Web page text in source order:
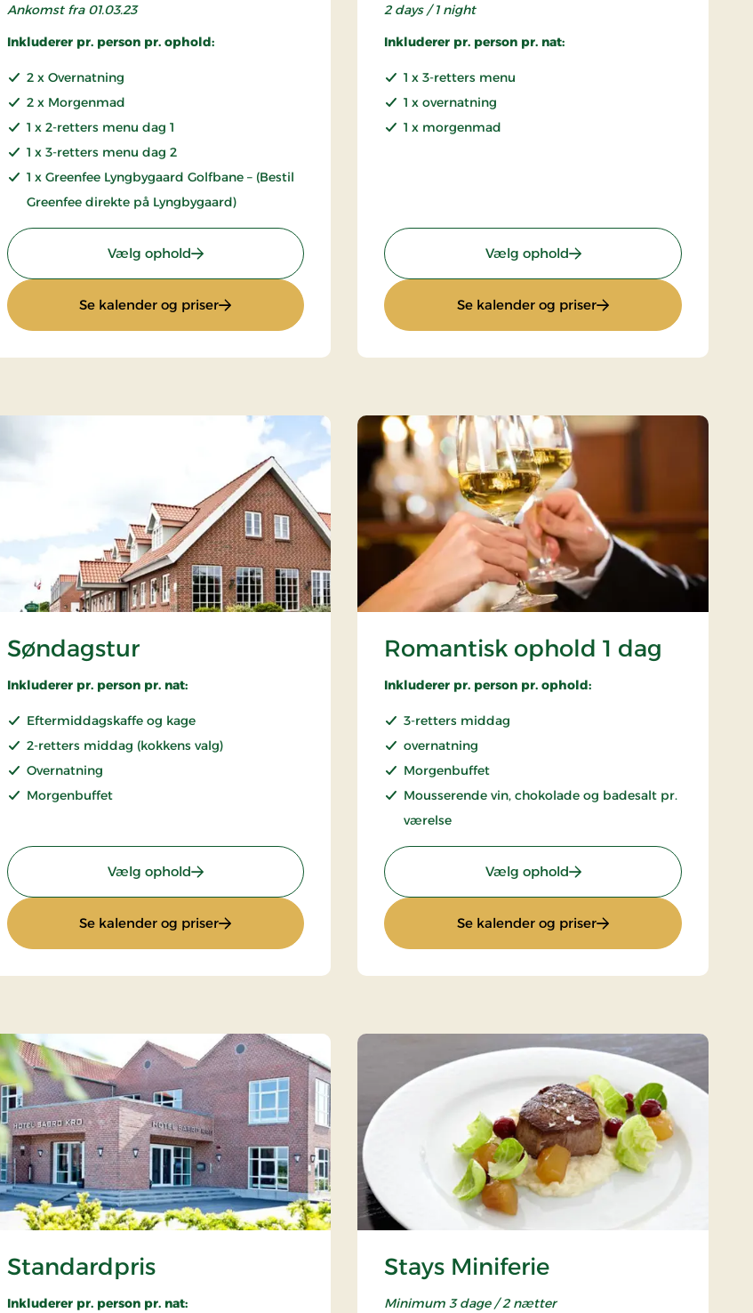
Ankomst fra 01.03.23
Inkluderer pr. person pr. ophold:
2 x Overnatning
2 x Morgenmad
1 x 2-retters menu dag 1
1 x 3-retters menu dag 2
1 x Greenfee Lyngbygaard Golfbane – (Bestil
Greenfee direkte på Lyngbygaard)
Vælg ophold: Luksus golfophold
Se kalender og priser: Luksus golfophold
2 days / 1 night
Inkluderer pr. person pr. nat:
1 x 3-retters menu
1 x overnatning
1 x morgenmad
Vælg ophold: Kroophold
Se kalender og priser: Kroophold
Søndagstur
Inkluderer pr. person pr. nat:
Eftermiddagskaffe og kage
2-retters middag (kokkens valg)
Overnatning
Morgenbuffet
Vælg ophold: Søndagstur
Se kalender og priser: Søndagstur
Romantisk ophold 1 dag
Inkluderer pr. person pr. ophold:
3-retters middag
overnatning
Morgenbuffet
Mousserende vin, chokolade og badesalt pr.
værelse
Vælg ophold: Romantisk ophold 1 dag
Se kalender og priser: Romantisk ophold 1
Standardpris
Inkluderer pr. person pr. nat:
Stays Miniferie
Minimum 3 dage / 2 nætter